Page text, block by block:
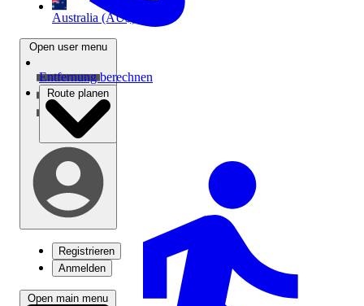
Australia (AU$)
Open user menu
Registrieren
Anmelden
Open main menu
Entfernung berechnen
Route planen